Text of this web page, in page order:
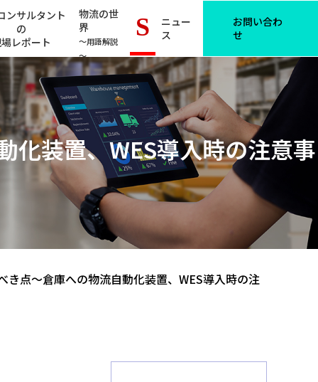
ンサルタント
の
レポート
物流の世
界
～用語解説
～
S
ニュー
ス
お問い合わ
せ
化装置、WES導入時の注意事
き点～倉庫への物流自動化装置、WES導入時の注